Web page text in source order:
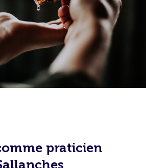
praticien